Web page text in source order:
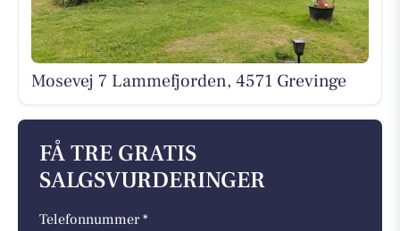
Mosevej 7 Lammefjorden, 4571 Grevinge
FÅ TRE GRATIS
SALGSVURDERINGER
Telefonnummer *